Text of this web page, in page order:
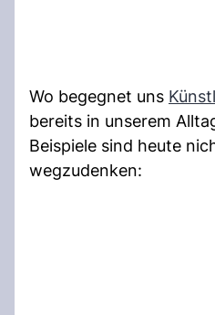
Wo begegnet uns
bereits in unserem
Beispiele sind heute
wegzudenken: